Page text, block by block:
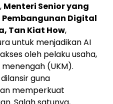
Menteri Senior yang
Digital
Tan Kiat How,
untuk menjadikan AI
oleh pelaku usaha,
(UKM).
guna
memperkuat